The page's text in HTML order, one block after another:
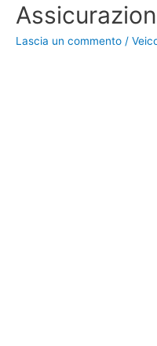
Lascia un commento /